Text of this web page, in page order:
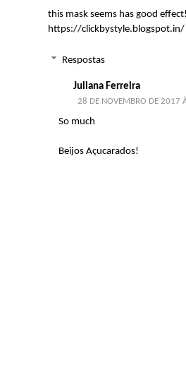
this mask seems has good effect!
https://clickbystyle.blogspot.in/
Respostas
Juliana Ferreira
28 DE NOVEMBRO DE 2017
So much
Beijos Açucarados!